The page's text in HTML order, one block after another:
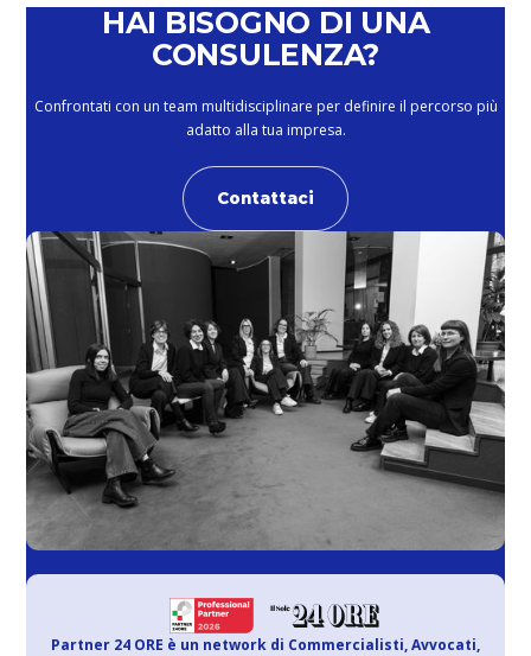
HAI BISOGNO DI UNA
CONSULENZA?
Confrontati con un team multidisciplinare per definire il percorso più
adatto alla tua impresa.
Contattaci
Partner 24 ORE è un network di Commercialisti, Avvocati,